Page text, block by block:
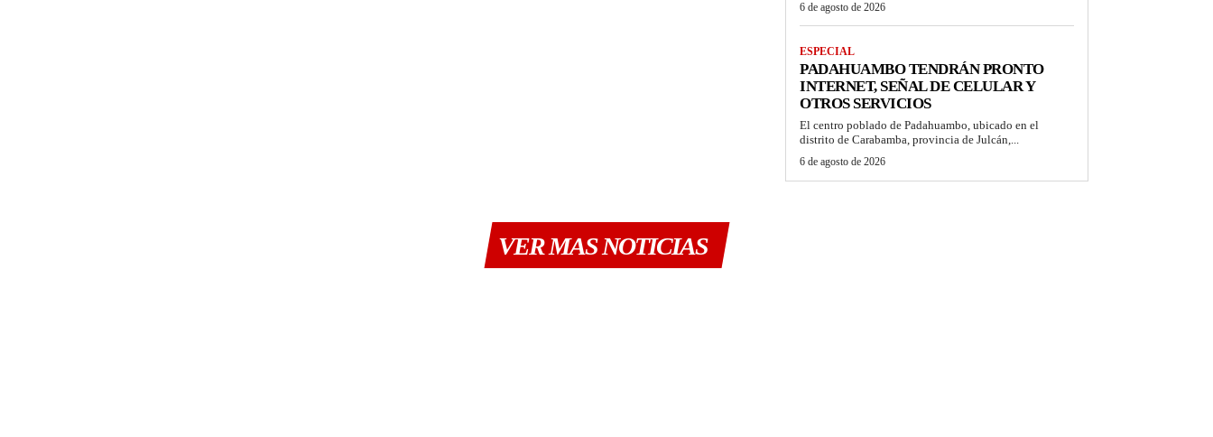
6 de agosto de 2026
ESPECIAL
PADAHUAMBO TENDRÁN PRONTO
INTERNET, SEÑAL DE CELULAR Y
OTROS SERVICIOS
El centro poblado de Padahuambo, ubicado en el
distrito de Carabamba, provincia de Julcán,...
6 de agosto de 2026
VER MAS NOTICIAS